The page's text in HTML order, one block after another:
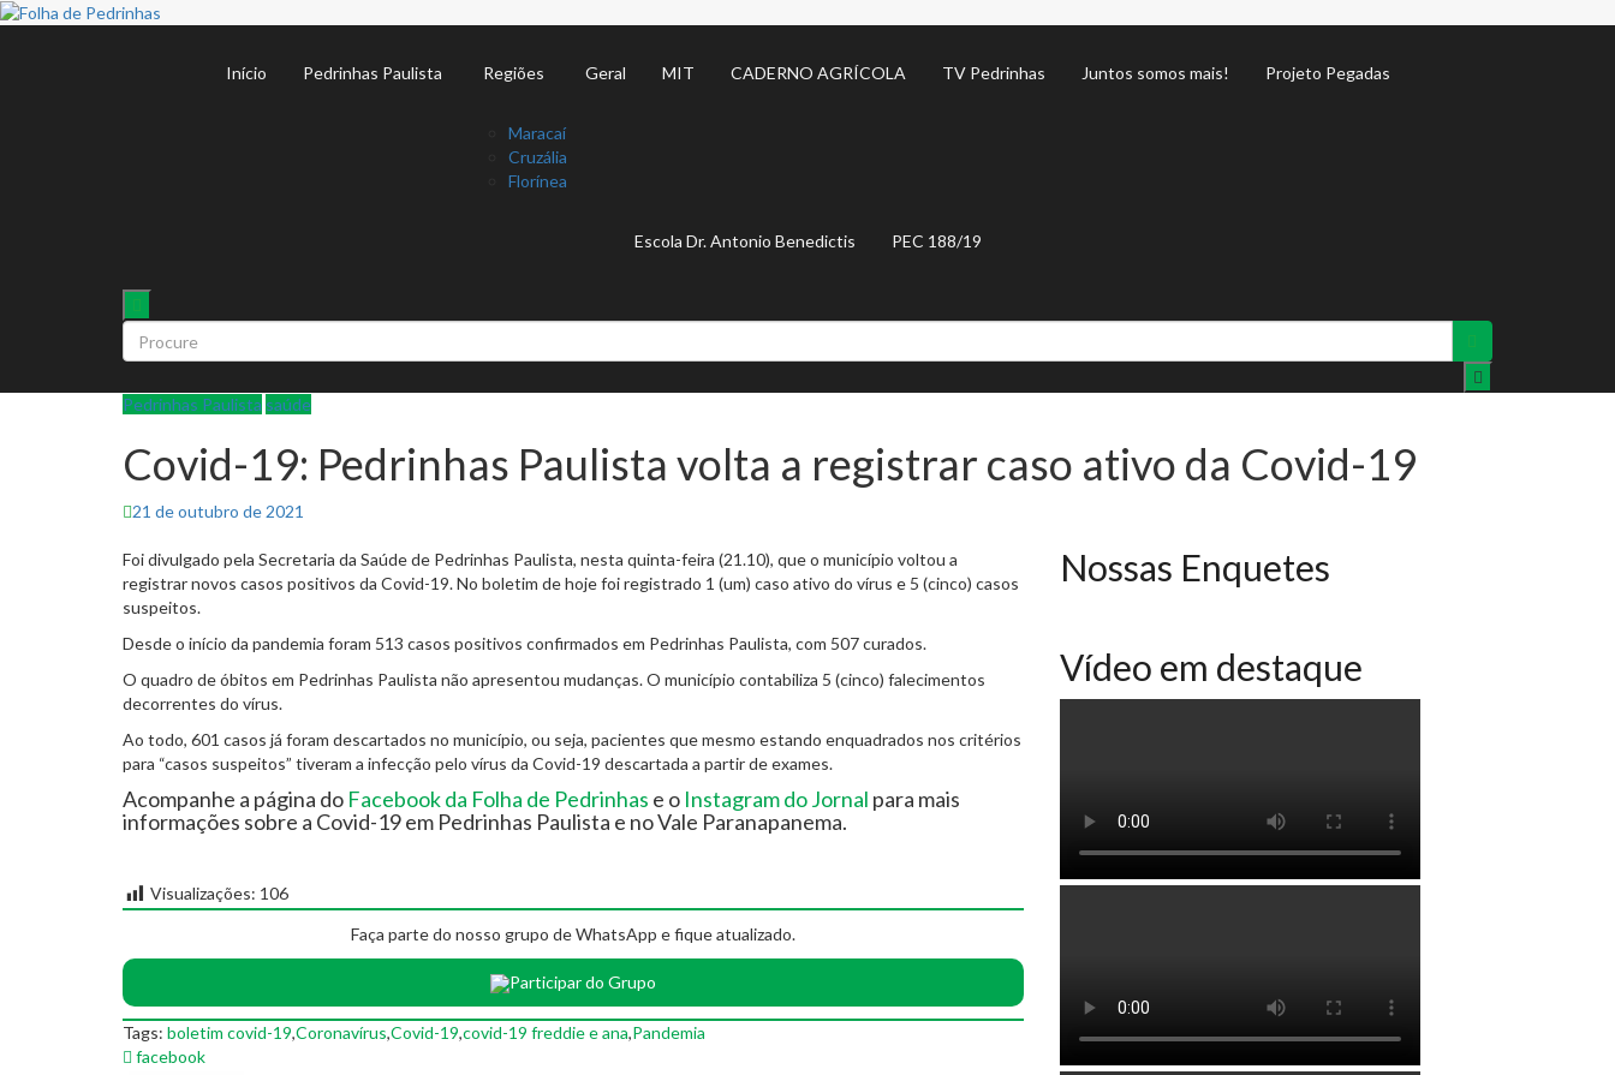
Início Pedrinhas Paulista Regiões
Maracaí
Cruzália
Florínea
Geral MIT CADERNO AGRÍCOLA TV Pedrinhas Juntos somos mais! Projeto Pegadas
Escola Dr. Antonio Benedictis PEC 188/19
Pedrinhas Paulista saúde
Covid-19: Pedrinhas Paulista volta a registrar caso ativo da Covid-19
Posted
21 de outubro de 2021
Foi divulgado pela Secretaria da Saúde de Pedrinhas Paulista, nesta quinta-feira (21.10), que o município voltou a
registrar novos casos positivos da Covid-19. No boletim de hoje foi registrado 1 (um) caso ativo do vírus e 5 (cinco) casos
suspeitos.
Desde o início da pandemia foram 513 casos positivos confirmados em Pedrinhas Paulista, com 507 curados.
O quadro de óbitos em Pedrinhas Paulista não apresentou mudanças. O município contabiliza 5 (cinco) falecimentos
decorrentes do vírus.
Ao todo, 601 casos já foram descartados no município, ou seja, pacientes que mesmo estando enquadrados nos critérios
para “casos suspeitos” tiveram a infecção pelo vírus da Covid-19 descartada a partir de exames.
Acompanhe a página do Facebook da Folha de Pedrinhas e o Instagram do Jornal para mais
informações sobre a Covid-19 em Pedrinhas Paulista e no Vale Paranapanema.
Visualizações: 106
Faça parte do nosso grupo de WhatsApp e fique atualizado.
Participar do Grupo
Tags: boletim covid-19,Coronavírus,Covid-19,covid-19 freddie e ana,Pandemia
facebook
Nossas Enquetes
Vídeo em destaque